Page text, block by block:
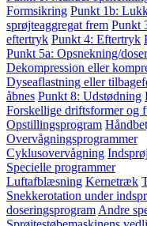
Formsikring Punkt 1b:
sprøjteaggregat frem Punkt
eftertryk Punkt 4: Eftertryk
Punkt 5a: Opsnekning/
Dekompression eller
Dyseaflastning eller
åbnes Punkt 8: Udstødning
Forskellige driftsformer og
Opstillingsprogram
Overvågningsprogrammer
Cyklusovervågning
Specielle programmer
Luftafblæsning Kernetræk
Snekkerotation under
doseringsprogram Andre